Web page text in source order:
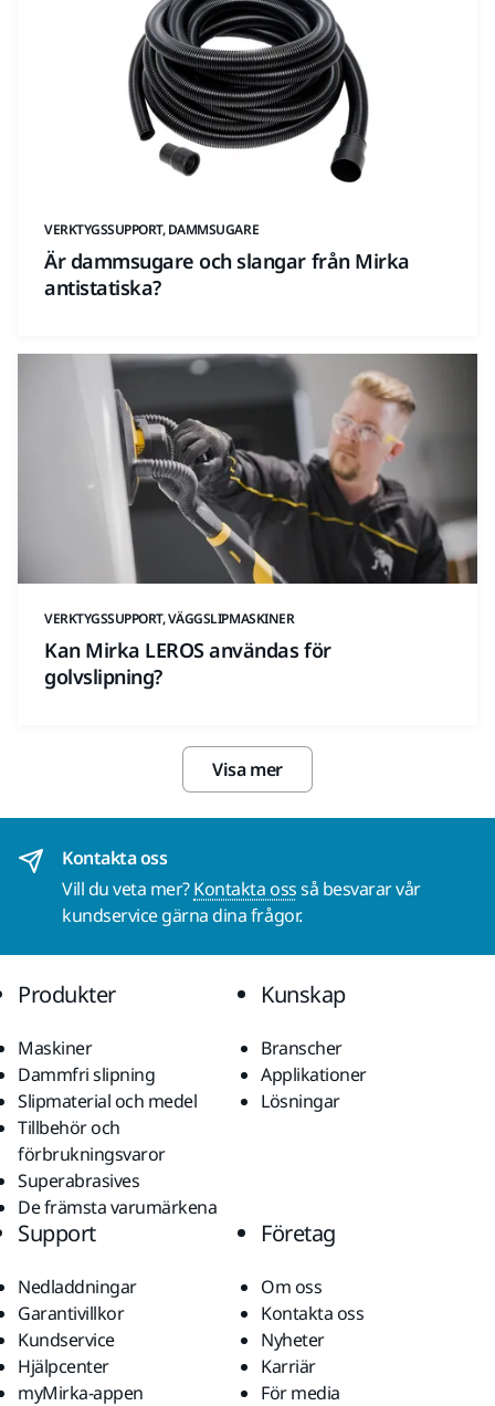
VERKTYGSSUPPORT, DAMMSUGARE
Är dammsugare och slangar från Mirka
antistatiska?
VERKTYGSSUPPORT, VÄGGSLIPMASKINER
Kan Mirka LEROS användas för
golvslipning?
Visa mer
Kontakta oss
Vill du veta mer?Kontakta ossså besvarar vår
kundservice gärna dina frågor.
Produkter
Maskiner
Dammfri slipning
Slipmaterial och medel
Tillbehör och
förbrukningsvaror
Superabrasives
De främsta varumärkena
Kunskap
Branscher
Applikationer
Lösningar
Support
Nedladdningar
Garantivillkor
Kundservice
Hjälpcenter
myMirka-appen
Företag
Om oss
Kontakta oss
Nyheter
Karriär
För media